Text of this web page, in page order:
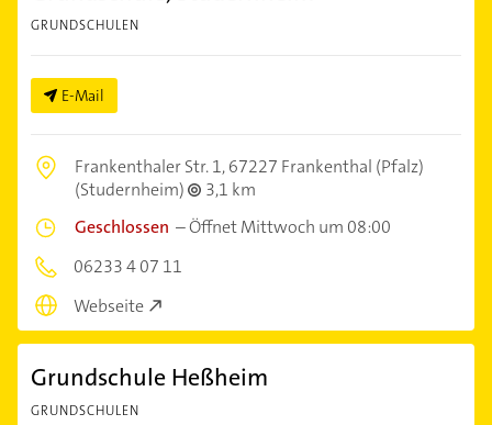
GRUNDSCHULEN
E-Mail
Frankenthaler Str. 1,67227 Frankenthal (Pfalz)
(Studernheim)
3,1 km
Geschlossen –Öffnet Mittwoch um 08:00
06233 4 07 11
Webseite
Grundschule Heßheim
GRUNDSCHULEN